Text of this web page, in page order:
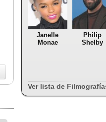
Janelle
Monae
Philip
Shelby
Ver lista de